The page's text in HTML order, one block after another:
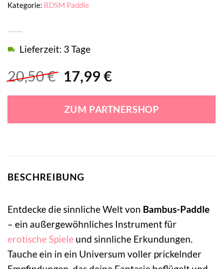
20,50€ Ursprünglicher
war:
20,50 €
17,99 €Aktueller
ist:
17,99 €.
Lieferzeit: 3 Tage
ZUM PARTNERSHOP
Kategorie: BDSM Paddle
BESCHREIBUNG
Entdecke die sinnliche Welt von Bambus-Paddle
– ein außergewöhnliches Instrument für
erotische Spiele und sinnliche Erkundungen.
Tauche ein in ein Universum voller prickelnder